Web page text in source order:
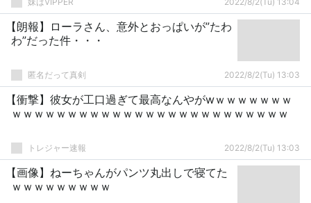
【朗報】ローラさん、意外とおっぱいが”たわ
わ”だった件・・・
匿名だって真剣 2022/8/2(Tu) 13:03
【衝撃】彼女が工口過ぎて最高なんやがwｗｗｗｗｗｗｗ
ｗｗｗｗｗｗｗｗｗｗｗｗｗｗｗｗｗｗｗｗｗｗｗｗｗ
トレジャー速報 2022/8/2(Tu) 13:03
【画像】ねーちゃんがパンツ丸出しで寝てた
ｗｗｗｗｗｗｗｗｗ